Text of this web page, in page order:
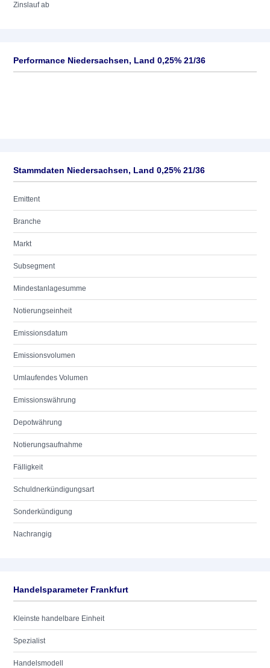
Zinslauf ab
Performance Niedersachsen, Land 0,25% 21/36
Stammdaten Niedersachsen, Land 0,25% 21/36
Emittent
Branche
Markt
Subsegment
Mindestanlagesumme
Notierungseinheit
Emissionsdatum
Emissionsvolumen
Umlaufendes Volumen
Emissionswährung
Depotwährung
Notierungsaufnahme
Fälligkeit
Schuldnerkündigungsart
Sonderkündigung
Nachrangig
Handelsparameter Frankfurt
Kleinste handelbare Einheit
Spezialist
Handelsmodell